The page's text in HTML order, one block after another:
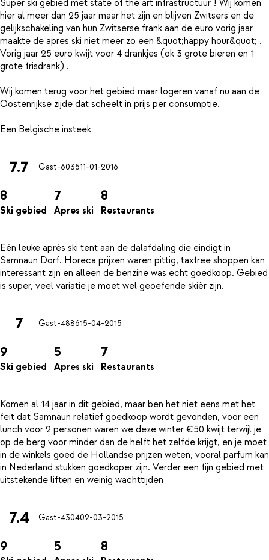
Super ski gebied met state of the art infrastructuur ! Wij komen
hier al meer dan 25 jaar maar het zijn en blijven Zwitsers en de
gelijkschakeling van hun Zwitserse frank aan de euro vorig jaar
maakte de apres ski niet meer zo een &quot;happy hour&quot; .
Vorig jaar 25 euro kwijt voor 4 drankjes (ok 3 grote bieren en 1
grote frisdrank) .
Wij komen terug voor het gebied maar logeren vanaf nu aan de
Oostenrijkse zijde dat scheelt in prijs per consumptie.
7.7 Gast-603511-01-2016
8
Ski gebied
7
Apres ski
8
Restaurants
Eén leuke après ski tent aan de dalafdaling die eindigt in
Samnaun Dorf. Horeca prijzen waren pittig, taxfree shoppen kan
interessant zijn en alleen de benzine was echt goedkoop. Gebied
7 Gast-488615-04-2015
9
Ski gebied
5
Apres ski
7
Restaurants
Komen al 14 jaar in dit gebied, maar ben het niet eens met het
feit dat Samnaun relatief goedkoop wordt gevonden, voor een
lunch voor 2 personen waren we deze winter €50 kwijt terwijl je
op de berg voor minder dan de helft het zelfde krijgt, en je moet
in de winkels goed de Hollandse prijzen weten, vooral parfum kan
in Nederland stukken goedkoper zijn. Verder een fijn gebied met
7.4 Gast-430402-03-2015
9 5 8